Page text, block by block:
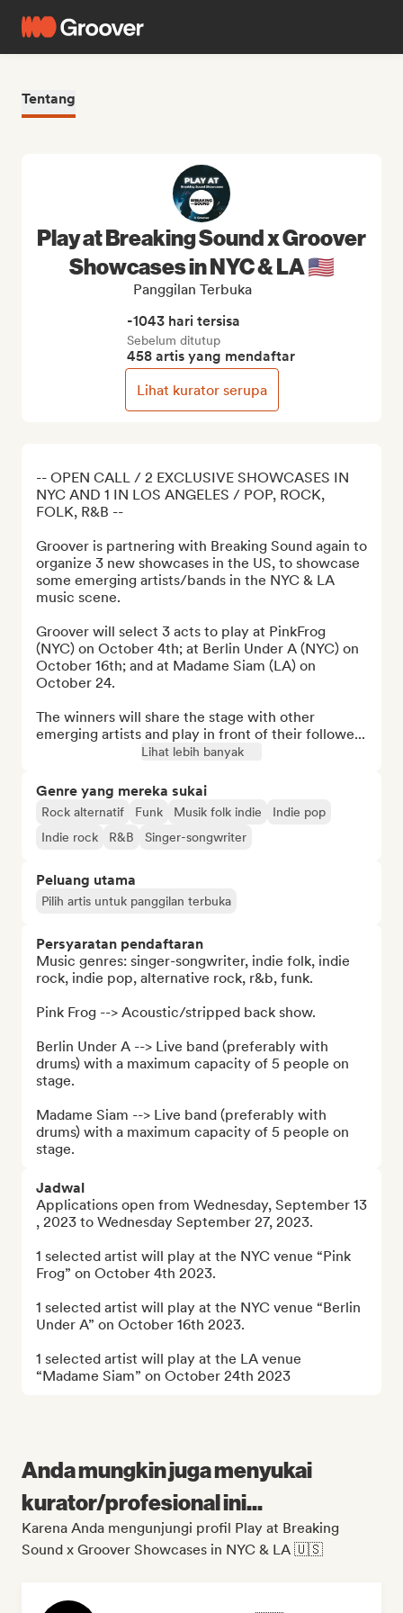
Tentang
-- OPEN CALL / 2 EXCLUSIVE SHOWCASES IN
NYC AND 1 IN LOS ANGELES / POP, ROCK,
FOLK, R&B --
Groover is partnering with Breaking Sound again to
organize 3 new showcases in the US, to showcase
some emerging artists/bands in the NYC & LA
music scene.
Groover will select 3 acts to play at PinkFrog
(NYC) on October 4th; at Berlin Under A (NYC) on
October 16th; and at Madame Siam (LA) on
October 24.
The winners will share the stage with other
emerging artists and play in front of their followe...
Lihat lebih banyak
Genre yang mereka sukai
Rock alternatif Funk Musik folk indie
Indie pop
Indie rock
R&B Singer-songwriter
Peluang utama
Pilih artis untuk panggilan terbuka
Persyaratan pendaftaran
Music genres: singer-songwriter, indie folk, indie
rock, indie pop, alternative rock, r&b, funk.
Pink Frog --> Acoustic/stripped back show.
Berlin Under A --> Live band (preferably with
drums) with a maximum capacity of 5 people on
stage.
Madame Siam --> Live band (preferably with
drums) with a maximum capacity of 5 people on
stage.
Jadwal
Applications open from Wednesday, September 13
, 2023 to Wednesday September 27, 2023.
1 selected artist will play at the NYC venue “Pink
Frog” on October 4th 2023.
1 selected artist will play at the NYC venue “Berlin
Under A” on October 16th 2023.
1 selected artist will play at the LA venue
“Madame Siam” on October 24th 2023
Play at Breaking Sound x Groover
Showcases in NYC & LA 🇺🇸
Panggilan Terbuka
-1043 hari tersisa
Sebelum ditutup
458 artis yang mendaftar
Lihat kurator serupa
Anda mungkin juga menyukai
kurator/profesional ini...
Karena Anda mengunjungi profil Play at Breaking
Sound x Groover Showcases in NYC & LA 🇺🇸